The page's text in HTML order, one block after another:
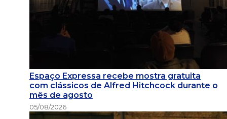
Espaço Expressa recebe mostra gratuita
com clássicos de Alfred Hitchcock durante o
mês de agosto
05/08/2026